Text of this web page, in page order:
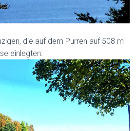
die auf dem Purren auf 508 m
einlegten: